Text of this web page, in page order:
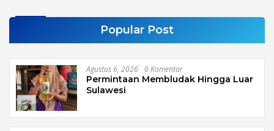
Popular Post
Agustus 6, 2026 0 Komentar
Permintaan Membludak Hingga Luar
Sulawesi